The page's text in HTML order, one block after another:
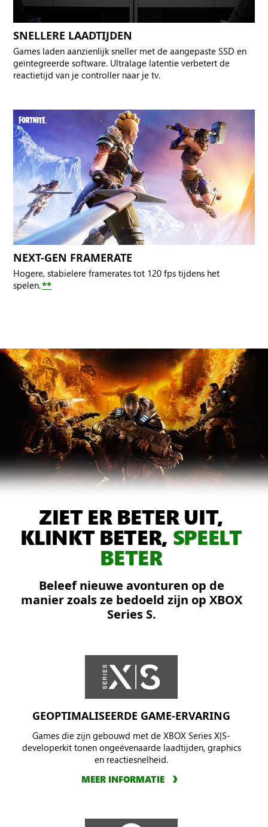
SNELLERE LAADTIJDEN
Games laden aanzienlijk sneller met de aangepaste SSD en
geïntegreerde software. Ultralage latentie verbetert de
reactietijd van je controller naar je tv.
NEXT-GEN FRAMERATE
Hogere, stabielere framerates tot 120 fps tijdens het
spelen.**
Marcus
zit
gehurkt
en
kijkt
voor
zich
uit.
Achter
hem
Damon,
Dominic
en
Augustus
de
Locust
in
stad.
ZIET ER BETER UIT,
KLINKT BETER, SPEELT
BETER
Beleef nieuwe avonturen op de
manier zoals ze bedoeld zijn op XBOX
Series S.
GEOPTIMALISEERDE GAME-ERVARING
Games die zijn gebouwd met de XBOX Series X|S-
developerkit tonen ongeëvenaarde laadtijden, graphics
en reactiesnelheid.
MEER INFORMATIE